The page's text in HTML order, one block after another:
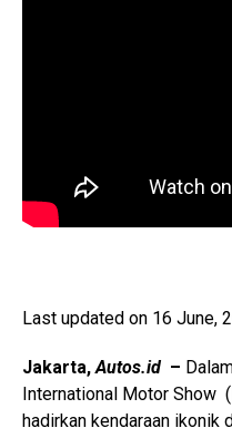
Last updated on 16 June,
Jakarta, Autos.id –
International Motor Show
hadirkan kendaraan ikonik